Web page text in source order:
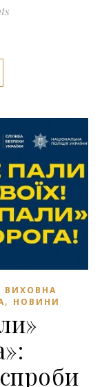
ВИХОВНА
, НОВИНИ